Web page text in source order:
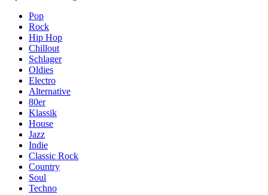
Pop
Rock
Hip Hop
Chillout
Schlager
Oldies
Electro
Alternative
80er
Klassik
House
Jazz
Indie
Classic Rock
Country
Soul
Techno